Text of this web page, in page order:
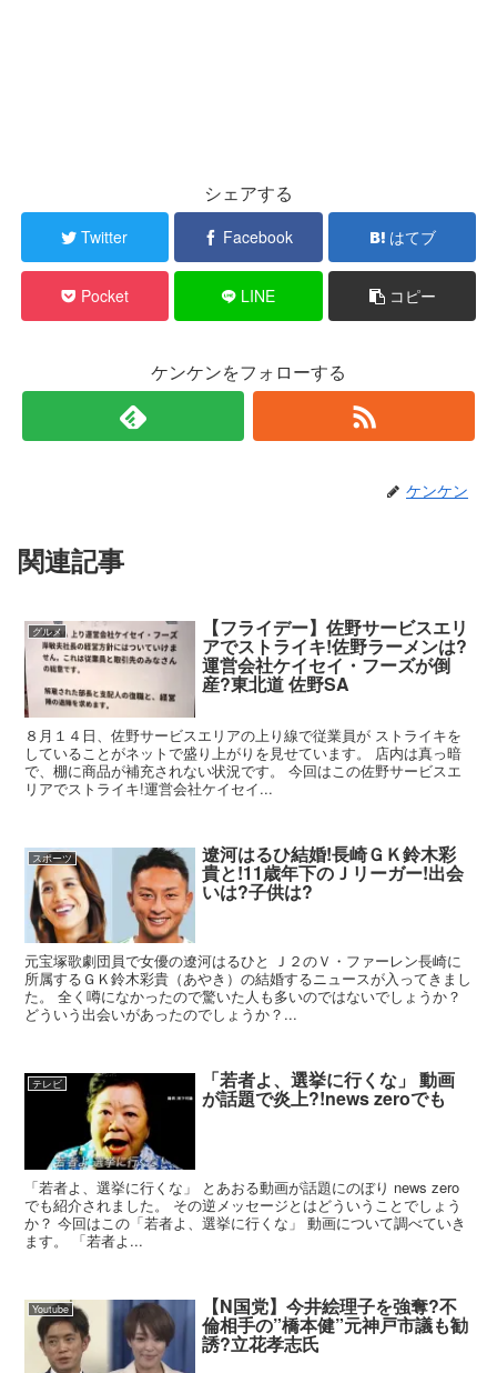
シェアする
Twitter Facebook はてブ
Pocket LINE コピー
ケンケンをフォローする
ケンケン
関連記事
グルメ 【フライデー】佐野サービスエリ
アでストライキ!佐野ラーメンは?
運営会社ケイセイ・フーズが倒
産?東北道 佐野SA
８月１４日、佐野サービスエリアの上り線で従業員が ストライキを
していることがネットで盛り上がりを見せています。 店内は真っ暗
で、棚に商品が補充されない状況です。 今回はこの佐野サービスエ
リアでストライキ!運営会社ケイセイ...
スポーツ 遼河はるひ結婚!長崎ＧＫ鈴木彩
貴と!11歳年下のＪリーガー!出会
いは?子供は?
元宝塚歌劇団員で女優の遼河はるひと Ｊ２のＶ・ファーレン長崎に
所属するＧＫ鈴木彩貴（あやき）の結婚するニュースが入ってきまし
た。 全く噂になかったので驚いた人も多いのではないでしょうか？
どういう出会いがあったのでしょうか？...
テレビ 「若者よ、選挙に行くな」 動画
が話題で炎上?!news zeroでも
「若者よ、選挙に行くな」 とあおる動画が話題にのぼり news zero
でも紹介されました。 その逆メッセージとはどういうことでしょう
か？ 今回はこの「若者よ、選挙に行くな」 動画について調べていき
ます。 「若者よ...
Youtube 【N国党】今井絵理子を強奪?不
倫相手の”橋本健”元神戸市議も勧
誘?立花孝志氏